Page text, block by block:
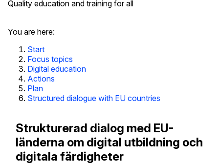
Quality education and training for all
You are here:
Start
Focus topics
Digital education
Actions
Plan
Structured dialogue with EU countries
Strukturerad dialog med EU-
länderna om digital utbildning och
digitala färdigheter